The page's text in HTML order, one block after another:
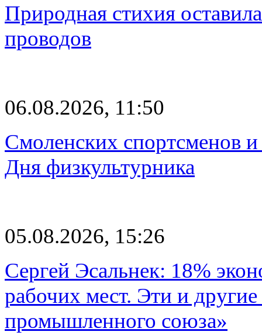
Природная стихия
проводов
06.08.2026, 11:50
Смоленских спортсменов
Дня физкультурника
05.08.2026, 15:26
Сергей Эсальнек: 18%
рабочих мест. Эти и
промышленного союза»